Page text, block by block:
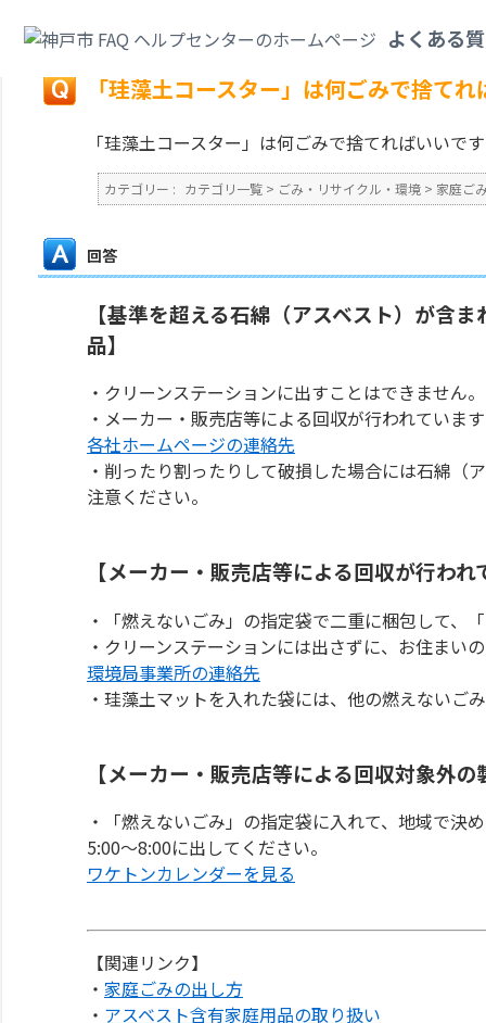
よくある
戻る
「珪藻土コースター」は何ごみで捨て
「珪藻土コースター」は何ごみで捨てればいいで
カテゴリー : カテゴリ一覧 > ごみ・リサイクル・環境 > 家庭ご
回答
【基準を超える石綿（アスベスト）が含
品】
・クリーンステーションに出すことはできません。
・メーカー・販売店等による回収が行われていま
各社ホームページの連絡先
・削ったり割ったりして破損した場合には石綿（
注意ください。
【メーカー・販売店等による回収が行わ
・「燃えないごみ」の指定袋で二重に梱包して、
・クリーンステーションには出さずに、お住まい
環境局事業所の連絡先
・珪藻土マットを入れた袋には、他の燃えないご
【メーカー・販売店等による回収対象外の
・「燃えないごみ」の指定袋に入れて、地域で決
5:00～8:00に出してください。
ワケトンカレンダーを見る
【関連リンク】
・ 家庭ごみの出し方
・ アスベスト含有家庭用品の取り扱い